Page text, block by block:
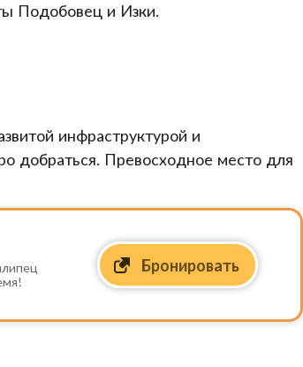
Подобовец и Изки.
инфраструктурой и
добраться. Превосходное место для
Бронировать